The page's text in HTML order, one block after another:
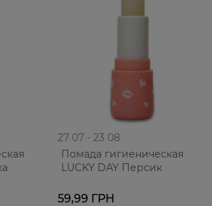
27 07 - 23 08
Помада гигиеническая
LUCKY DAY Персик
59,99 ГРН